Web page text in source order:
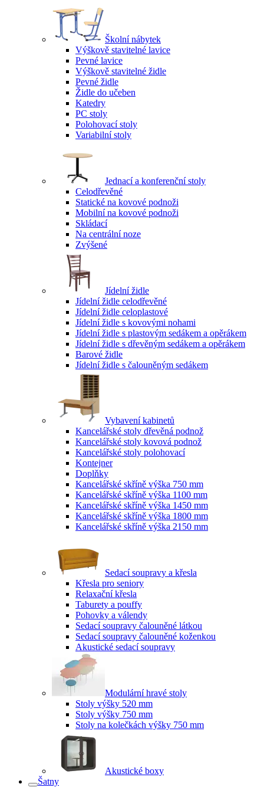
Školní nábytek
Výškově stavitelné lavice
Pevné lavice
Výškově stavitelné židle
Pevné židle
Židle do učeben
Katedry
PC stoly
Polohovací stoly
Variabilní stoly
Jednací a konferenční stoly
Celodřevěné
Statické na kovové podnoži
Mobilní na kovové podnoži
Skládací
Na centrální noze
Zvýšené
Jídelní židle
Jídelní židle celodřevěné
Jídelní židle celoplastové
Jídelní židle s kovovými nohami
Jídelní židle s plastovým sedákem a opěrákem
Jídelní židle s dřevěným sedákem a opěrákem
Barové židle
Jídelní židle s čalouněným sedákem
Vybavení kabinetů
Kancelářské stoly dřevěná podnož
Kancelářské stoly kovová podnož
Kancelářské stoly polohovací
Kontejner
Doplňky
Kancelářské skříně výška 750 mm
Kancelářské skříně výška 1100 mm
Kancelářské skříně výška 1450 mm
Kancelářské skříně výška 1800 mm
Kancelářské skříně výška 2150 mm
Sedací soupravy a křesla
Křesla pro seniory
Relaxační křesla
Taburety a pouffy
Pohovky a válendy
Sedací soupravy čalouněné látkou
Sedací soupravy čalouněné koženkou
Akustické sedací soupravy
Modulární hravé stoly
Stoly výšky 520 mm
Stoly výšky 750 mm
Stoly na kolečkách výšky 750 mm
Akustické boxy
Šatny